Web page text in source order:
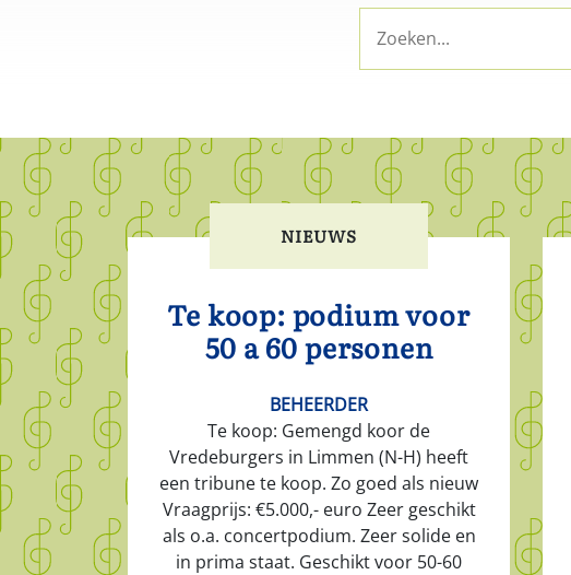
NIEUWS
Te koop: podium voor
50 a 60 personen
BEHEERDER
Te koop: Gemengd koor de
Vredeburgers in Limmen (N-H) heeft
een tribune te koop. Zo goed als nieuw
Vraagprijs: €5.000,- euro Zeer geschikt
als o.a. concertpodium. Zeer solide en
in prima staat. Geschikt voor 50-60